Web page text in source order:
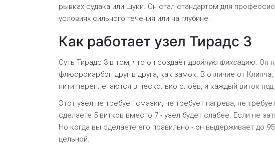
рывках судака или щуки. Он стал стандартом для
условиях сильного течения или на глубине.
Как работает узел Тирадс 3
Суть Тирадс 3 в том, что он создаётдвойную фиксацию. Он
флюорокарбон друг в друга, как замок. В отличие от
нити переплетаются в несколько слоёв, и каждый виток
Этот узел не требует смазки, не требует нагрева, не
сделаете 5 витков вместо 7 - узел будет слабее. Если не
Но когда вы сделаете его правильно - он выдерживает до
цельной.